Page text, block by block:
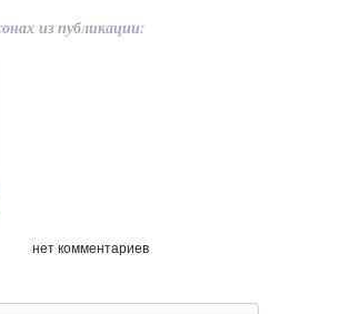
из публикации:
нет комментариев